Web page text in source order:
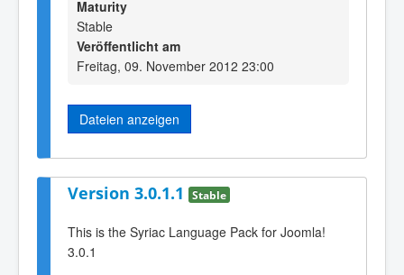
Maturity
Stable
Veröffentlicht am
Freitag, 09. November 2012 23:00
Dateien anzeigen
Version 3.0.1.1 Stable
This is the Syriac Language Pack for Joomla!
3.0.1